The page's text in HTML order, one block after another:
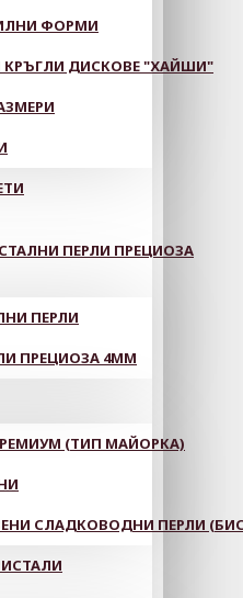
ФОРМИ
КРЪГЛИ ДИСКОВЕ "ХАЙШИ"
ПЕРЛИ ПРЕЦИОЗА
ПЕРЛИ
ПРЕЦИОЗА 4ММ
(ТИП МАЙОРКА)
СЛАДКОВОДНИ ПЕРЛИ